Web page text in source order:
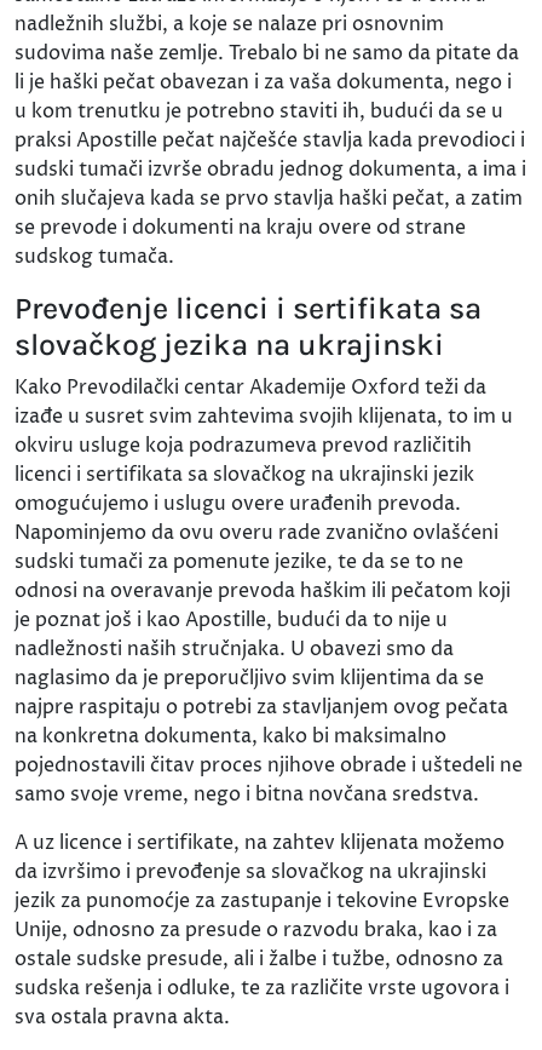
nadležnih službi, a koje se nalaze pri osnovnim
sudovima naše zemlje. Trebalo bi ne samo da pitate da
li je haški pečat obavezan i za vaša dokumenta, nego i
u kom trenutku je potrebno staviti ih, budući da se u
praksi Apostille pečat najčešće stavlja kada prevodioci i
sudski tumači izvrše obradu jednog dokumenta, a ima i
onih slučajeva kada se prvo stavlja haški pečat, a zatim
se prevode i dokumenti na kraju overe od strane
sudskog tumača.
Prevođenje licenci i sertifikata sa
slovačkog jezika na ukrajinski
Kako Prevodilački centar Akademije Oxford teži da
izađe u susret svim zahtevima svojih klijenata, to im u
okviru usluge koja podrazumeva prevod različitih
licenci i sertifikata sa slovačkog na ukrajinski jezik
omogućujemo i uslugu overe urađenih prevoda.
Napominjemo da ovu overu rade zvanično ovlašćeni
sudski tumači za pomenute jezike, te da se to ne
odnosi na overavanje prevoda haškim ili pečatom koji
je poznat još i kao Apostille, budući da to nije u
nadležnosti naših stručnjaka. U obavezi smo da
naglasimo da je preporučljivo svim klijentima da se
najpre raspitaju o potrebi za stavljanjem ovog pečata
na konkretna dokumenta, kako bi maksimalno
pojednostavili čitav proces njihove obrade i uštedeli ne
samo svoje vreme, nego i bitna novčana sredstva.
A uz licence i sertifikate, na zahtev klijenata možemo
da izvršimo i prevođenje sa slovačkog na ukrajinski
jezik za punomoćje za zastupanje i tekovine Evropske
Unije, odnosno za presude o razvodu braka, kao i za
ostale sudske presude, ali i žalbe i tužbe, odnosno za
sudska rešenja i odluke, te za različite vrste ugovora i
sva ostala pravna akta.